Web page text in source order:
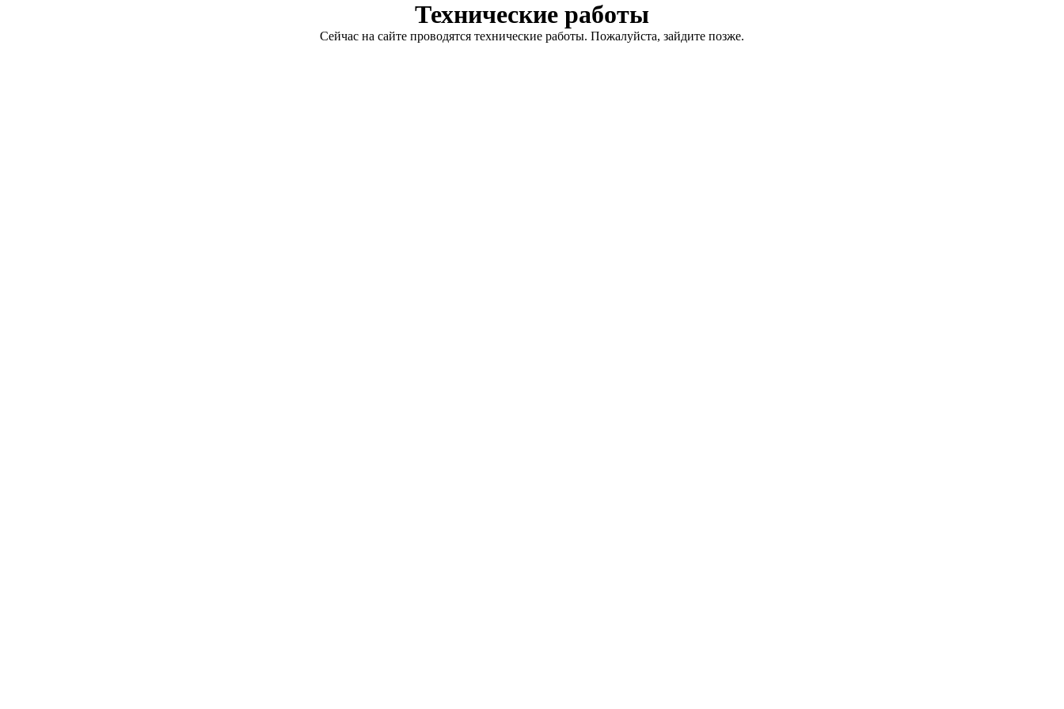
Технические работы
Сейчас на сайте проводятся технические работы. Пожалуйста, зайдите позже.